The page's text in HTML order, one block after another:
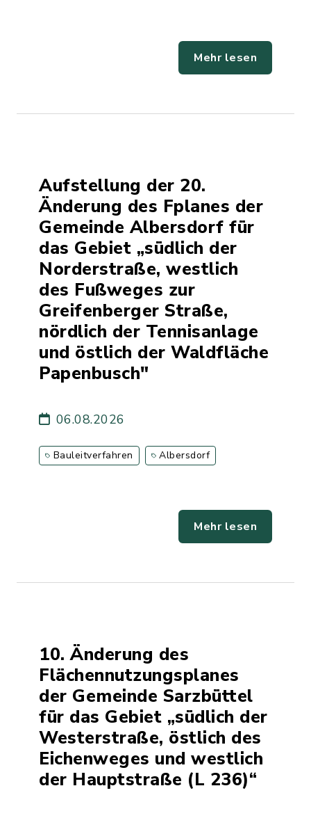
Mehr lesen
Aufstellung der 20.
Änderung des Fplanes der
Gemeinde Albersdorf für
das Gebiet „südlich der
Norderstraße, westlich
des Fußweges zur
Greifenberger Straße,
nördlich der Tennisanlage
und östlich der Waldfläche
Papenbusch"
06.08.2026
Bauleitverfahren Albersdorf
Mehr lesen
10. Änderung des
Flächennutzungsplanes
der Gemeinde Sarzbüttel
für das Gebiet „südlich der
Westerstraße, östlich des
Eichenweges und westlich
der Hauptstraße (L 236)“